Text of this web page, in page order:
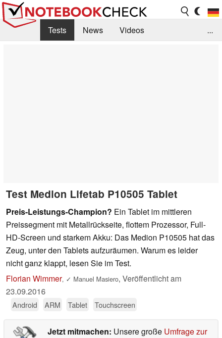
Tests News
Videos
...
Test Medion Lifetab P10505 Tablet
Preis-Leistungs-Champion? Ein Tablet im mittleren
Preissegment mit Metallrückseite, flottem Prozessor, Full-
HD-Screen und starkem Akku: Das Medion P10505 hat das
Zeug, unter den Tablets aufzuräumen. Warum es leider
nicht ganz klappt, lesen Sie im Test.
Florian Wimmer, ✓ Manuel Masiero, Veröffentlicht am
23.09.2016
Android ARM Tablet Touchscreen
Jetzt mitmachen: Unsere große Umfrage zur